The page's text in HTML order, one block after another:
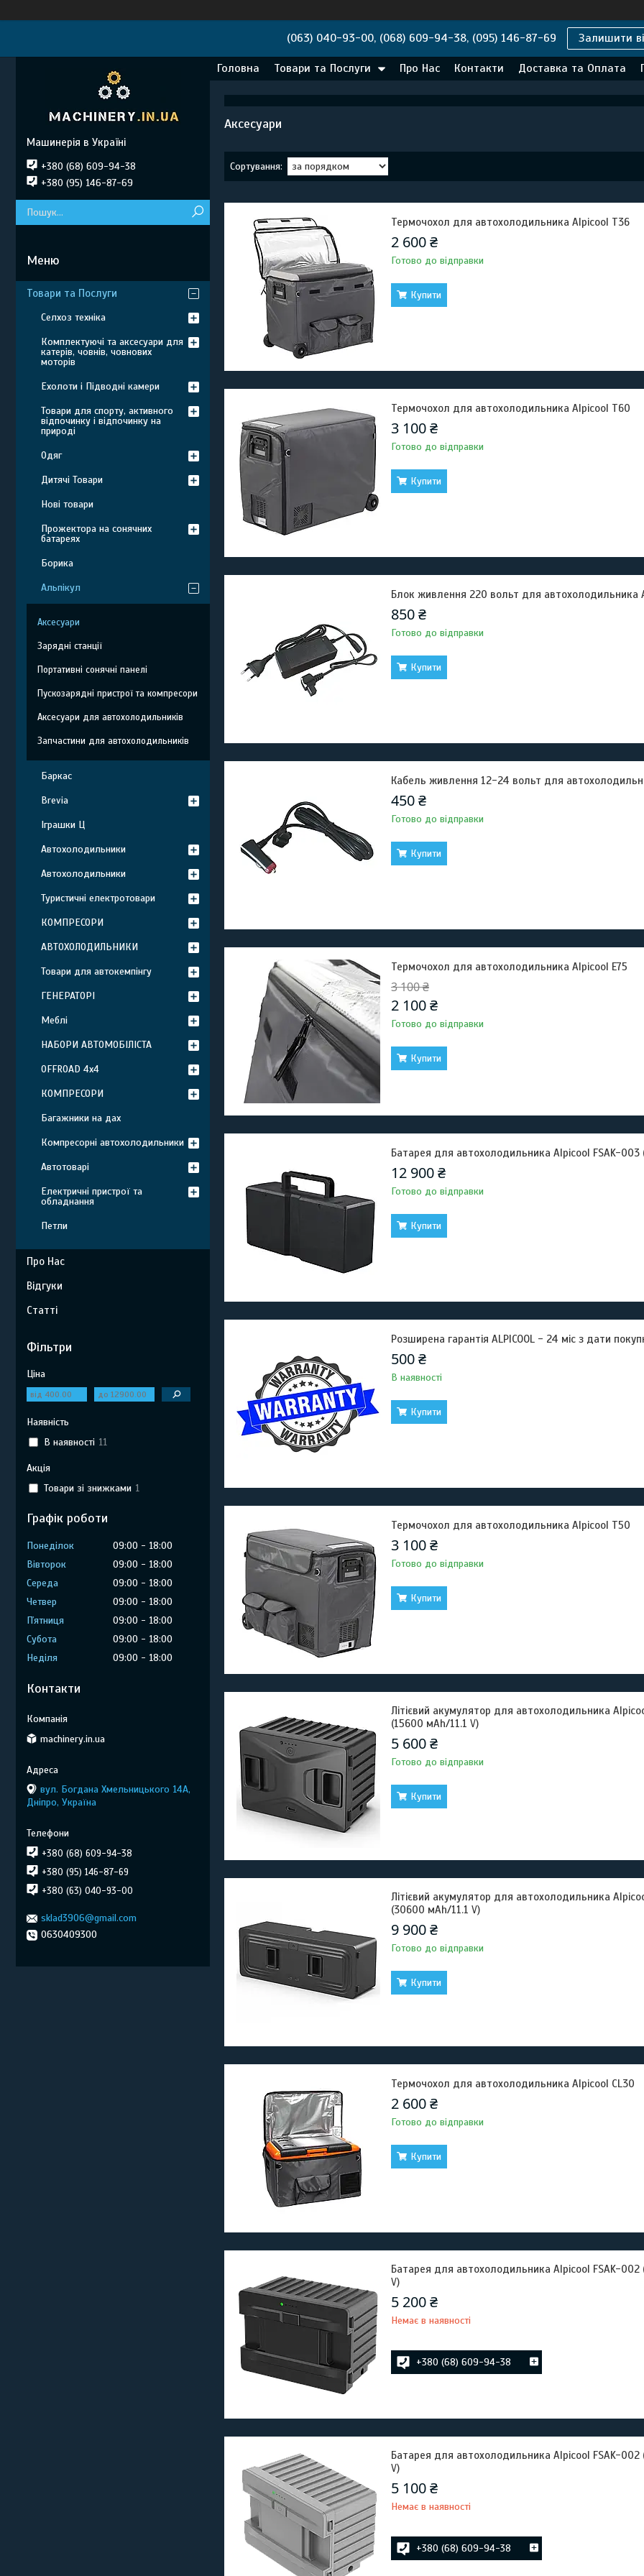
(063) 040-93-00, (068) 609-94-38, (095) 146-87-69 Залишити
Головна Товари та Послуги Про Нас Контакти Доставка та Оплата
Аксесуари
Термочохол для автохолодильника Alpicool T36
2 600 ₴
Готово до відправки
Купити
Термочохол для автохолодильника Alpicool T60
3 100 ₴
Готово до відправки
Купити
Блок живлення 220 вольт для автохолодильника
850 ₴
Готово до відправки
Купити
Кабель живлення 12-24 вольт для
450 ₴
Готово до відправки
Купити
Термочохол для автохолодильника Alpicool E75
3 100 ₴
2 100 ₴
Готово до відправки
Купити
Батарея для автохолодильника Alpicool FSAK-
12 900 ₴
Готово до відправки
Купити
Розширена гарантія ALPICOOL - 24 міс з дати
500 ₴
В наявності
Купити
Термочохол для автохолодильника Alpicool T50
3 100 ₴
Готово до відправки
Купити
Літієвий акумулятор для автохолодильника
(15600 мАh/11.1 V)
5 600 ₴
Готово до відправки
Купити
Літієвий акумулятор для автохолодильника
(30600 мАh/11.1 V)
9 900 ₴
Готово до відправки
Купити
Термочохол для автохолодильника Alpicool CL30
2 600 ₴
Готово до відправки
Купити
Батарея для автохолодильника Alpicool FSAK-
V)
5 200 ₴
Немає в наявності
+380 (68) 609-94-38
Батарея для автохолодильника Alpicool FSAK-
V)
5 100 ₴
Немає в наявності
+380 (68) 609-94-38
Машинерія в Україні
+380 (68) 609-94-38
+380 (95) 146-87-69
Товари та Послуги
Селхоз техніка
Комплектуючі та аксесуари для
катерів, човнів, човнових
моторів
Ехолоти і Підводні камери
Товари для спорту, активного
відпочинку і відпочинку на
природі
Одяг
Дитячі Товари
Нові товари
Прожектора на сонячних
батареях
Борика
Альпікул
Аксесуари
Зарядні станції
Портативні сонячні панелі
Пускозарядні пристрої та компресори
Аксесуари для автохолодильників
Запчастини для автохолодильників
Баркас
Brevia
Іграшки Ц
Автохолодильники
Автохолодильники
Туристичні електротовари
КОМПРЕСОРИ
АВТОХОЛОДИЛЬНИКИ
Товари для автокемпінгу
ГЕНЕРАТОРІ
Меблі
НАБОРИ АВТОМОБІЛІСТА
OFFROAD 4х4
КОМПРЕСОРИ
Багажники на дах
Компресорні автохолодильники
Автотоварі
Електричні пристрої та
обладнання
Петли
Про Нас
Відгуки
Статті
Фільтри
Ціна
Наявність
В наявності 11
Акція
Товари зі знижками 1
Графік роботи
Понеділок 09:00
18:00
Вівторок
09:00
18:00
Середа
09:00
18:00
Четвер
09:00
18:00
Пʼятниця
09:00
18:00
Субота
09:00
18:00
Неділя
09:00 18:00
Контакти
machinery.in.ua
вул. Богдана Хмельницького 14А,
Дніпро, Україна
+380 (68) 609-94-38
+380 (95) 146-87-69
+380 (63) 040-93-00
sklad3906@gmail.com
0630409300